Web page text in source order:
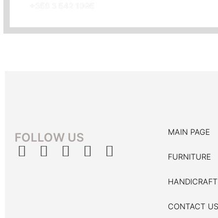
FOLLOW US MAIN PAGE
FURNITURE
HANDICRAFT
CONTACT US